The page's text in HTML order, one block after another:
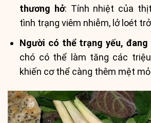
thương hở: Tính nhiệt của
tình trạng viêm nhiễm, lở loét
Người có thể trạng yếu, đang
chó có thể làm tăng các
khiến cơ thể càng thêm mệt